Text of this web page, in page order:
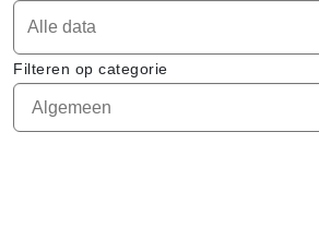
Filteren op categorie